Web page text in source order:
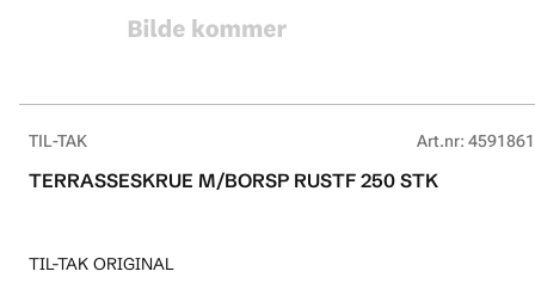
TIL-TAK Art.nr:
TERRASSESKRUE M/BORSP RUSTF 250 STK
TIL-TAK ORIGINAL